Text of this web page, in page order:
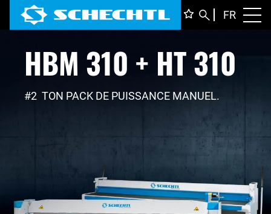
FR
HBM 310 + HT 310
#2 TON PACK DE PUISSANCE MANUEL.